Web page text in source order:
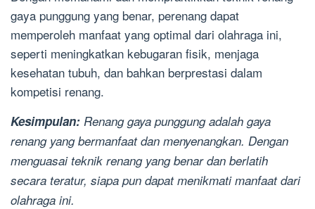
gaya punggung yang benar, perenang dapat
memperoleh manfaat yang optimal dari olahraga ini,
seperti meningkatkan kebugaran fisik, menjaga
kesehatan tubuh, dan bahkan berprestasi dalam
kompetisi renang.
Kesimpulan: Renang gaya punggung adalah gaya
renang yang bermanfaat dan menyenangkan. Dengan
menguasai teknik renang yang benar dan berlatih
secara teratur, siapa pun dapat menikmati manfaat dari
olahraga ini.